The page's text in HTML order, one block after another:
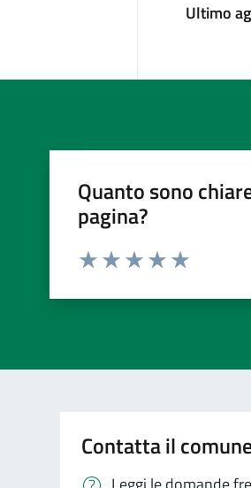
Ultimo
Quanto sono
pagina?
Contatta il